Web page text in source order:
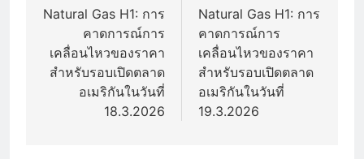
เรื่อง
Natural Gas H1: การ
คาดการณ์การ
เคลื่อนไหวของราคา
สำหรับรอบเปิดตลาด
อเมริกันในวันที่
18.3.2026
Natural Gas H1: การ
คาดการณ์การ
เคลื่อนไหวของราคา
สำหรับรอบเปิดตลาด
อเมริกันในวันที่
19.3.2026